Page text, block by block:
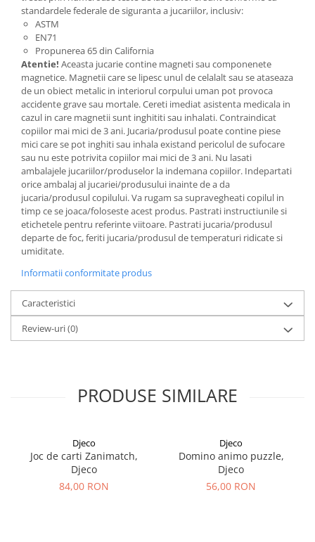
standardele federale de siguranta a jucariilor, inclusiv:
ASTM
EN71
Propunerea 65 din California
Atentie! Aceasta jucarie contine magneti sau componenete
magnetice. Magnetii care se lipesc unul de celalalt sau se ataseaza
de un obiect metalic in interiorul corpului uman pot provoca
accidente grave sau mortale. Cereti imediat asistenta medicala in
cazul in care magnetii sunt inghititi sau inhalati. Contraindicat
copiilor mai mici de 3 ani. Jucaria/produsul poate contine piese
mici care se pot inghiti sau inhala existand pericolul de sufocare
sau nu este potrivita copiilor mai mici de 3 ani. Nu lasati
ambalajele jucariilor/produselor la indemana copiilor. Indepartati
orice ambalaj al jucariei/produsului inainte de a da
jucaria/produsul copilului. Va rugam sa supravegheati copilul in
timp ce se joaca/foloseste acest produs. Pastrati instructiunile si
etichetele pentru referinte viitoare. Pastrati jucaria/produsul
departe de foc, feriti jucaria/produsul de temperaturi ridicate si
umiditate.
Informatii conformitate produs
Caracteristici
Review-uri(0)
PRODUSE SIMILARE
Djeco
Joc de carti Zanimatch,
Djeco
84,00 RON
Djeco
Domino animo puzzle,
Djeco
56,00 RON